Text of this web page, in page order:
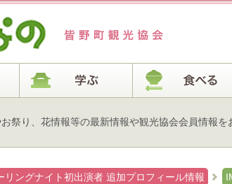
祭り、花情報等の最新情報や観光協会会員情報を
リングナイト初出演者 追加プロフィール情報